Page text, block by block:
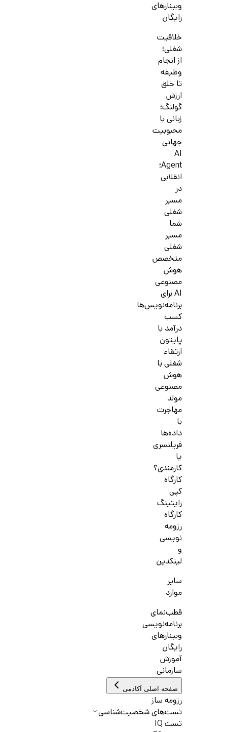
وبینارهای
رایگان
خلاقیت
شغلی؛
از انجام
وظیفه
تا خلق
ارزش
گولنگ؛
زبانی با
محبوبیت
جهانی
AI
Agent؛
انقلابی
در
مسیر
شغلی
شما
مسیر
شغلی
متخصص
هوش
مصنوعی
AI برای
برنامه‌نویس‌ها
کسب
درآمد با
پایتون
ارتقاء
شغلی با
هوش
مصنوعی
مولد
مهاجرت
با
داده‌ها
فریلنسری
یا
کارمندی؟
کارگاه
کپی
رایتینگ
کارگاه
رزومه
نویسی
و
لینکدین
سایر
موارد
قطب‌نمای
برنامه‌نویسی
وبینارهای
رایگان
آموزش
سازمانی
صفحه اصلی آکادمی
رزومه ساز
تست‌های شخصیت‌شناسی
تست IQ